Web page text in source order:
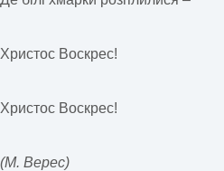
Христос Воскрес!
Христос Воскрес!
(M. Верес)